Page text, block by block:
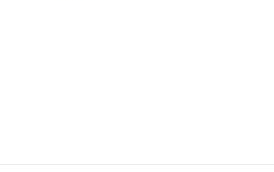
~ -127 dBu)
bit / 96 kHz)